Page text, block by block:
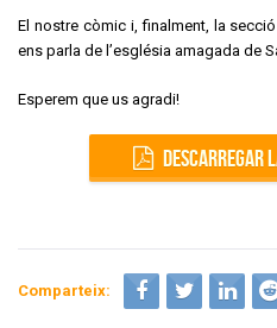
El nostre còmic i, finalment, la
ens parla de l’església amagada de
Esperem que us agradi!
DESCARREGAR
Comparteix: